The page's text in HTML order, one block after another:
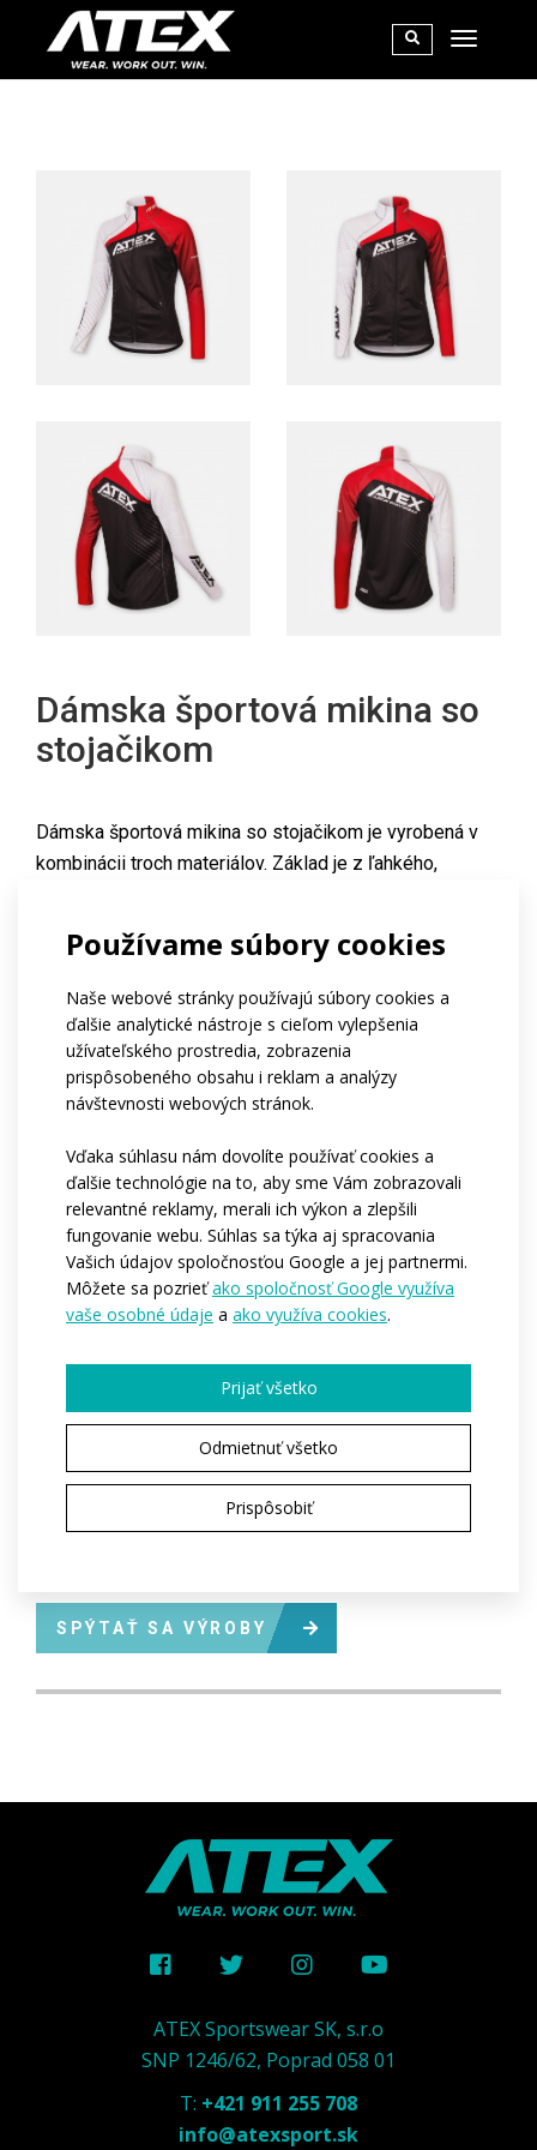
Používame súbory cookies
Naše webové stránky používajú súbory cookies a
ďalšie analytické nástroje s cieľom vylepšenia
užívateľského prostredia, zobrazenia
prispôsobeného obsahu i reklam a analýzy
návštevnosti webových stránok.
Vďaka súhlasu nám dovolíte používať cookies a
ďalšie technológie na to, aby sme Vám zobrazovali
relevantné reklamy, merali ich výkon a zlepšili
fungovanie webu. Súhlas sa týka aj spracovania
Vašich údajov spoločnosťou Google a jej partnermi.
Môžete sa pozrieťako spoločnosť Google využíva
vaše osobné údaje a ako využíva cookies.
Prijať všetko
Odmietnuť všetko
Prispôsobiť
Dámska športová mikina so
stojačikom
Dámska športová mikina so stojačikom je vyrobená v
kombinácii troch materiálov. Základ je z ľahkého,
priedušnosť, pružnosť a pohodlie pri nosení, rukávová
časť s otvorom na palec je z mäkkého materiálu
Asteria. Mikina má priliehavý, priliehavý strih, zips po
celej dĺžke s krytkou na prednej strane, zaujímavo
riešený stojačik, dve vrecká na zips, dlhé, priliehavé
raglánové rukávy ukončené otvorom na palec,
bezšvové, ľahké vložky v podpazuší, spodný okraj
mikiny bez gumy, ktorá sa na bokoch nevyťahuje.
Reflexné prvky na požiadanie. Na požiadanie je možné
túto mikinu vyrobiť aj v kombinácii rubaix + sieťovina +
asteria. Vďaka použitým materiálom a plochým švom je
táto mikina vhodná do chladnejšieho počasia ako druhá
vrstva a ako termoizolačná vrstva pod vesty a bundy z
membránových materiálov.
Varianty:
Dámská
XS / S / M / L / XL / XXL / 3XL
SPÝTAŤ SA VÝROBY
ATEX Sportswear SK, s.r.o
SNP 1246/62, Poprad 058 01
T: +421 911 255 708
info@atexsport.sk